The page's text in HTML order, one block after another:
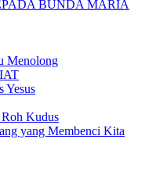
BUNDA MARIA
Menolong
Yesus
Kudus
yang Membenci Kita